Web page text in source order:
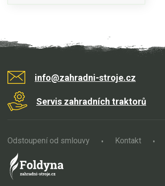
info@zahradni-stroje.cz
Servis zahradních traktorů
Odstoupení od smlouvy Kontakt